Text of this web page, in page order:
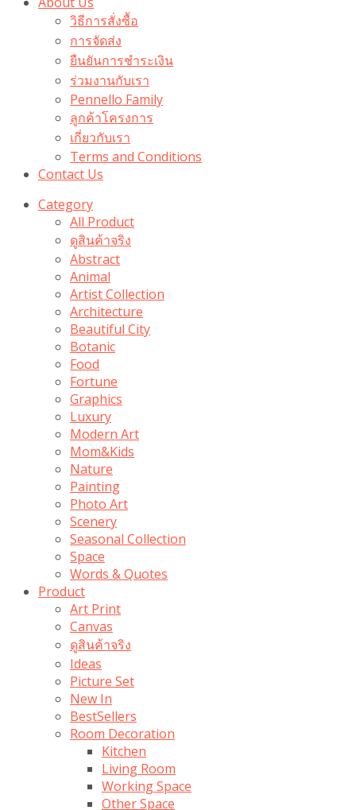
วิธีการสั่งซื้อ
การจัดส่ง
ยืนยันการชำระเงิน
ร่วมงานกับเรา
Pennello Family
ลูกค้าโครงการ
เกี่ยวกับเรา
Terms and Conditions
Contact Us
Category
All Product
ดูสินค้าจริง
Abstract
Animal
Artist Collection
Architecture
Beautiful City
Botanic
Food
Fortune
Graphics
Luxury
Modern Art
Mom&Kids
Nature
Painting
Photo Art
Scenery
Seasonal Collection
Space
Words & Quotes
Product
Art Print
Canvas
ดูสินค้าจริง
Ideas
Picture Set
New In
BestSellers
Room Decoration
Kitchen
Living Room
Working Space
Other Space